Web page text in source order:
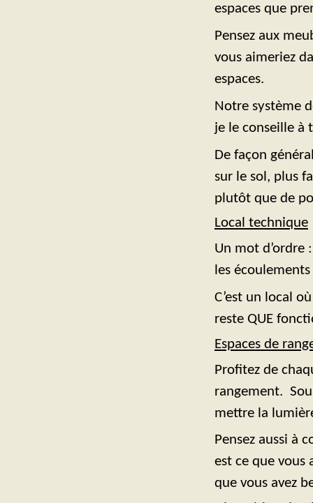
espaces que
Pensez aux
vous aimeriez
espaces.
Notre système
je le conseille à
De façon
sur le sol, plus
plutôt que de
Local technique
Un mot d’ordre
les
C’est un local
reste QUE
Espaces de
Profitez de
rangement.
mettre la
Pensez aussi à
est ce que vous
que vous avez